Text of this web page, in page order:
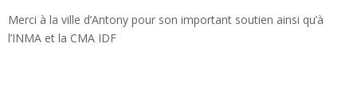
Merci à la ville d’Antony pour son important soutien ainsi qu’à
l’INMA et la CMA IDF